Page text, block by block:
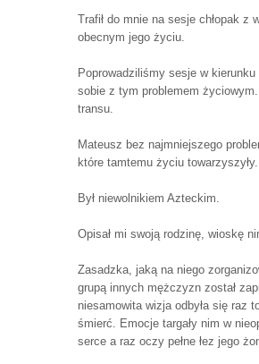
Trafił do mnie na sesje chłopak
obecnym jego życiu.
Poprowadziliśmy sesje w
sobie z tym problemem
transu.
Mateusz bez najmniejszego
które tamtemu życiu towarzyszyły.
Był niewolnikiem Azteckim.
Opisał mi swoją rodzinę, wioskę
Zasadzka, jaką na niego
grupą innych mężczyzn został
niesamowita wizja odbyła się raz
śmierć. Emocje targały nim w
serce a raz oczy pełne łez jego